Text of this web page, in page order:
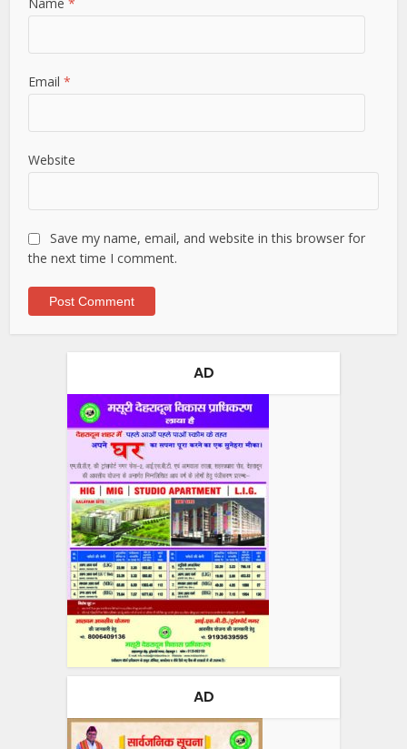
Email*
Website
Save my name, email, and website in this browser for
the next time I comment.
AD
AD